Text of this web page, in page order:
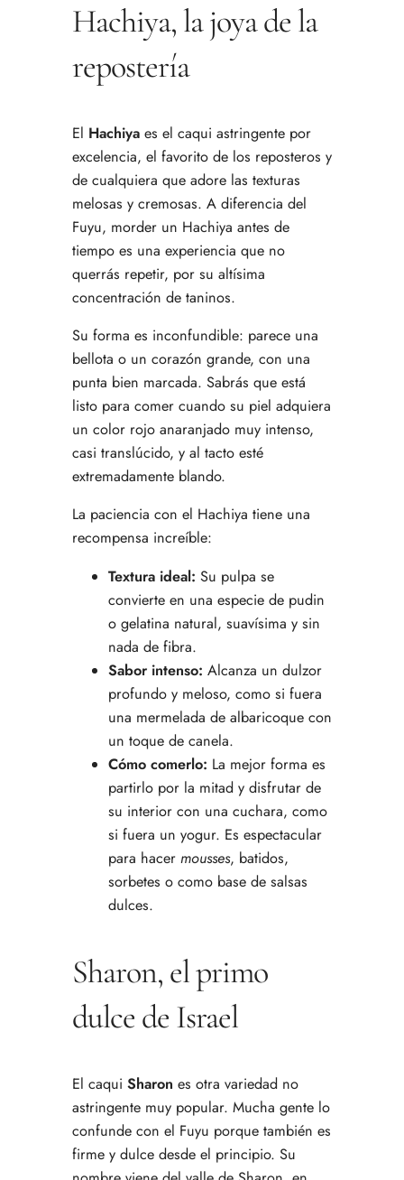
Hachiya, la joya de la
repostería
El Hachiya es el caqui astringente por
excelencia, el favorito de los reposteros y
de cualquiera que adore las texturas
melosas y cremosas. A diferencia del
Fuyu, morder un Hachiya antes de
tiempo es una experiencia que no
querrás repetir, por su altísima
concentración de taninos.
Su forma es inconfundible: parece una
bellota o un corazón grande, con una
punta bien marcada. Sabrás que está
listo para comer cuando su piel adquiera
un color rojo anaranjado muy intenso,
casi translúcido, y al tacto esté
extremadamente blando.
La paciencia con el Hachiya tiene una
recompensa increíble:
Textura ideal: Su pulpa se
convierte en una especie de pudin
o gelatina natural, suavísima y sin
nada de fibra.
Sabor intenso: Alcanza un dulzor
profundo y meloso, como si fuera
una mermelada de albaricoque con
un toque de canela.
Cómo comerlo: La mejor forma es
partirlo por la mitad y disfrutar de
su interior con una cuchara, como
si fuera un yogur. Es espectacular
para hacer mousses, batidos,
sorbetes o como base de salsas
dulces.
Sharon, el primo
dulce de Israel
El caqui Sharon es otra variedad no
astringente muy popular. Mucha gente lo
confunde con el Fuyu porque también es
firme y dulce desde el principio. Su